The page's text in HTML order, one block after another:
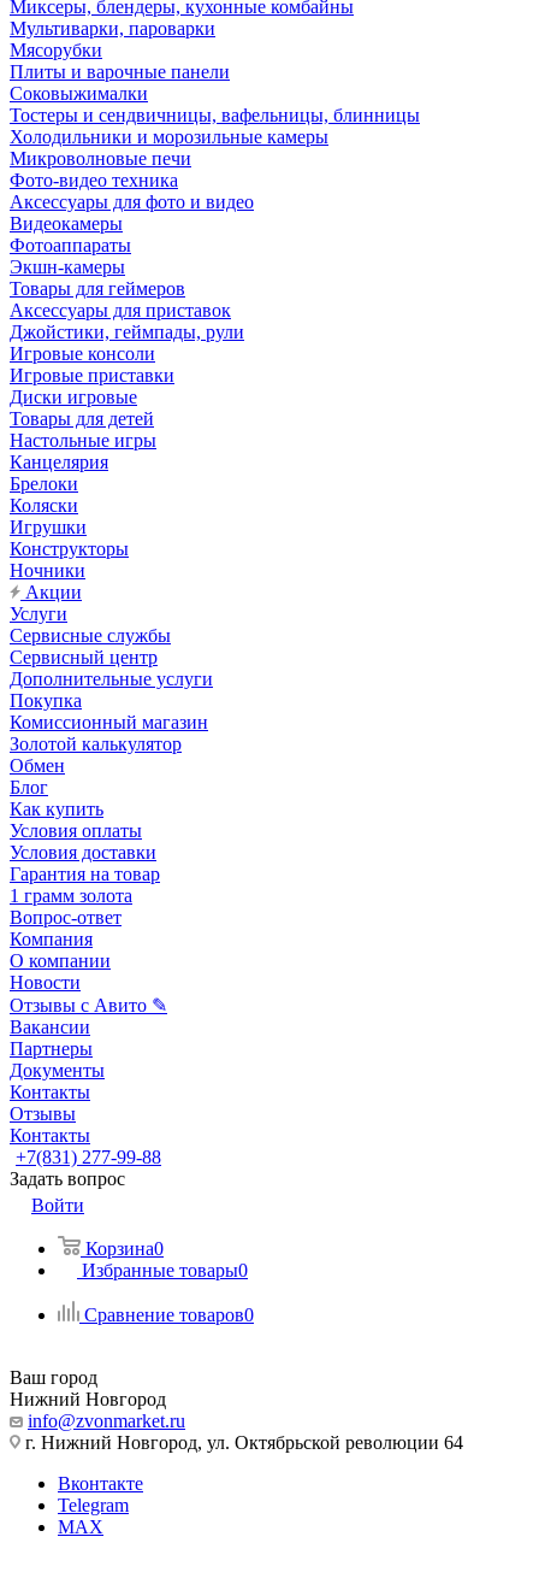
Миксеры, блендеры, кухонные комбайны
Мультиварки, пароварки
Мясорубки
Плиты и варочные панели
Соковыжималки
Тостеры и сендвичницы, вафельницы, блинницы
Холодильники и морозильные камеры
Микроволновые печи
Фото-видео техника
Аксессуары для фото и видео
Видеокамеры
Фотоаппараты
Экшн-камеры
Товары для геймеров
Аксессуары для приставок
Джойстики, геймпады, рули
Игровые консоли
Игровые приставки
Диски игровые
Товары для детей
Настольные игры
Канцелярия
Брелоки
Коляски
Игрушки
Конструкторы
Ночники
Акции
Услуги
Сервисные службы
Сервисный центр
Дополнительные услуги
Покупка
Комиссионный магазин
Золотой калькулятор
Обмен
Блог
Как купить
Условия оплаты
Условия доставки
Гарантия на товар
1 грамм золота
Вопрос-ответ
Компания
О компании
Новости
Отзывы с Авито ✎
Вакансии
Партнеры
Документы
Контакты
Отзывы
Контакты
+7(831) 277-99-88
Задать вопрос
Войти
Корзина0
Избранные товары0
Сравнение товаров0
Ваш город
Нижний Новгород
info@zvonmarket.ru
г. Нижний Новгород, ул. Октябрьской революции 64
Вконтакте
Telegram
MAX